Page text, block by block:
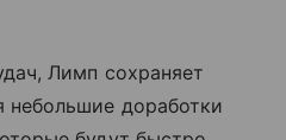
Лимп сохраняет
доработки